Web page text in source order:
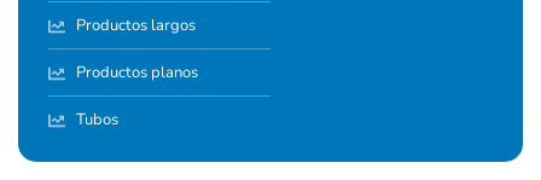
Productos largos
Productos planos
Tubos